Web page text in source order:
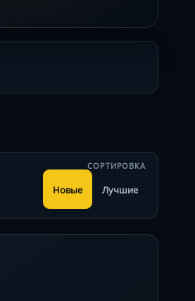
СОРТИРОВКА
Новые Лучшие